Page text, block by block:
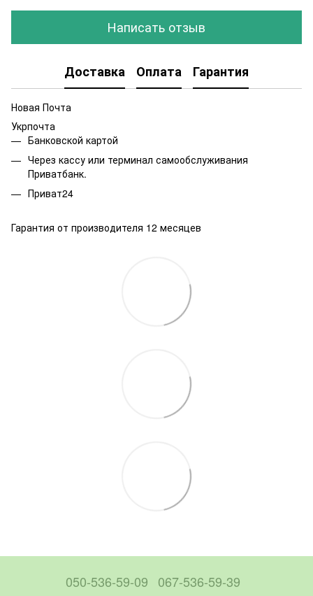
Написать отзыв
Доставка Оплата Гарантия
Новая Почта
Укрпочта
Банковской картой
Через кассу или терминал самообслуживания
Приватбанк.
Приват24
Гарантия от производителя 12 месяцев
050-536-59-09 067-536-59-39